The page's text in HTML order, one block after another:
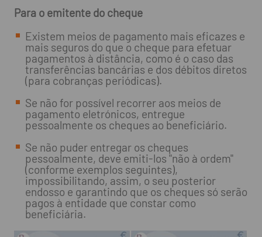
Para o emitente do cheque
Existem meios de pagamento mais eficazes e
mais seguros do que o cheque para efetuar
pagamentos à distância, como é o caso das
transferências bancárias e dos débitos diretos
(para cobranças periódicas).
Se não for possível recorrer aos meios de
pagamento eletrónicos, entregue
pessoalmente os cheques ao beneficiário.
Se não puder entregar os cheques
pessoalmente, deve emiti-los "não à ordem"
(conforme exemplos seguintes),
impossibilitando, assim, o seu posterior
endosso e garantindo que os cheques só serão
pagos à entidade que constar como
beneficiária.